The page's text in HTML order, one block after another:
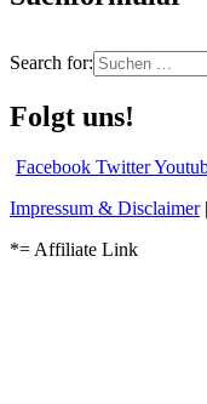
Search for:
Folgt uns!
Facebook Twitter
Impressum & Disclaimer|
*= Affiliate Link